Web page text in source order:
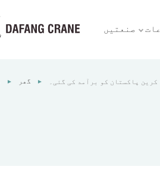
صنعتیں
گھر ► ► پاکستان کو برآمد کی گئی۔